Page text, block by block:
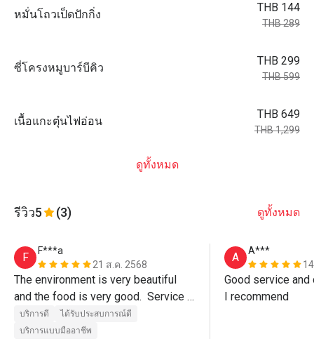
หมั่นโถวเป็ดปักกิ่ง
THB 144
THB 289
ซี่โครงหมูบาร์บีคิว
THB 299
THB 599
เนื้อแกะตุ๋นไฟอ่อน
THB 649
THB 1,299
ดูทั้งหมด
รีวิว5 (3) ดูทั้งหมด
F
F***a
21 ส.ค. 2568
The environment is very beautiful
and the food is very good.  Service
was also excellent, Paulo the
manager even walked us out of the
บริการดี
ได้รับประสบการณ์ดี
บริการแบบมืออาชีพ
A
A***
Good service
I recommend